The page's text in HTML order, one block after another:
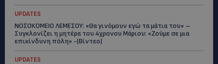
UPDATES
ΝΟΣΟΚΟΜΕΙΟ ΛΕΜΕΣΟΥ: «Θα γινόμουν εγώ τα μάτια του» –
Συγκλονίζει η μητέρα του 4χρονου Μάριου: «Ζούμε σε μια
επικίνδυνη πόλη» -(Βίντεο)
UPDATES